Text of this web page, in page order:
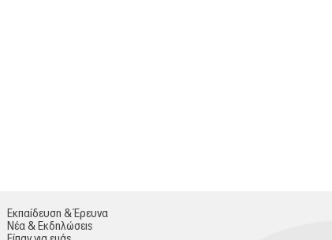
Εκπαίδευση & Έρευνα
Νέα & Εκδηλώσεις